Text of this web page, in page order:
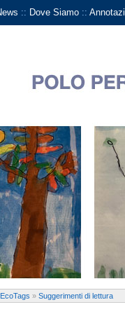
:: Dove Siamo ::
EcoTags » Suggerimenti di lettura